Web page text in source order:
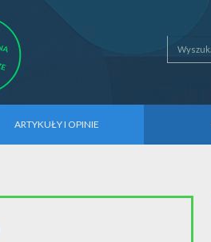
ARTYKUŁY I OPINIE